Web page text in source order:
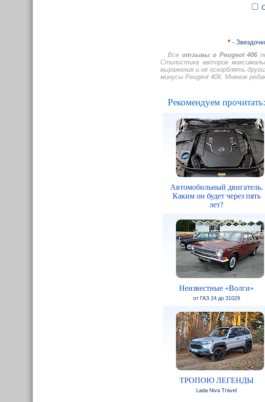
* -
Всеотзывы о Peugeot 406
Стилистика авторов
выражения и не оскорблять
минусы Peugeot 406. Мнение
Рекомендуем прочитать:
Автомобильный двигатель.
Каким он будет через пять
лет?
Неизвестные «Волги»
от ГАЗ 24 до 31029
ТРОПОЮ ЛЕГЕНДЫ
Lada Niva Travel